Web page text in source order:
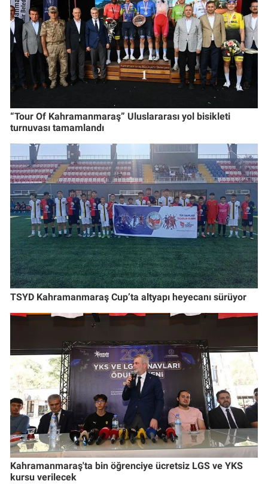
“Tour Of Kahramanmaraş” Uluslararası yol bisikleti
turnuvası tamamlandı
TSYD Kahramanmaraş Cup’ta altyapı heyecanı sürüyor
Kahramanmaraş'ta bin öğrenciye ücretsiz LGS ve YKS
kursu verilecek